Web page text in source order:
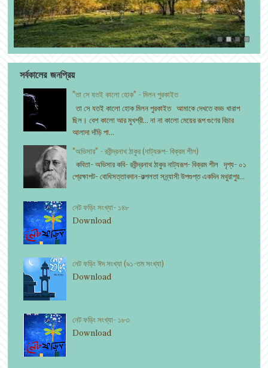
সর্বকালের জনপ্রিয়
"তা সে যতই কালো হোক" - মিলন পুরকাইত
তা সে যতই কালো হোক মিলন পুরকাইত আমাকে দেখতে বড্ড খারাপ
ছিল। বেশ কালো আর মুখশ্রী... না না কালো মেয়ের রূপ গুণের বিচার
আলাদা দাঁড়ি পা...
"অভিসার" - রবীন্দ্রনাথ ঠাকুর (নাট্যরুপ- বিক্রম শীল)
কবিতা- অভিসার কবি- রবীন্দ্রনাথ ঠাকুর নাট্যরূপ- বিক্রম শীল দৃশ্য- ০১
প্রেক্ষাপট- বোধিসত্তাবদান-কল্পলতা সন্ন্যাসী উপগুপ্ত একদিন মথুরাপুর...
নেট ফড়িং সংখ্যা- ১৪৮
Download
নেট ফড়িং ঈদ সংখ্যা (৯১-তম সংখ্যা)
Download
নেট ফড়িং সংখ্যা- ১৮৩
Download